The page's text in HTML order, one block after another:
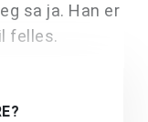
sa ja. Han er
felles.